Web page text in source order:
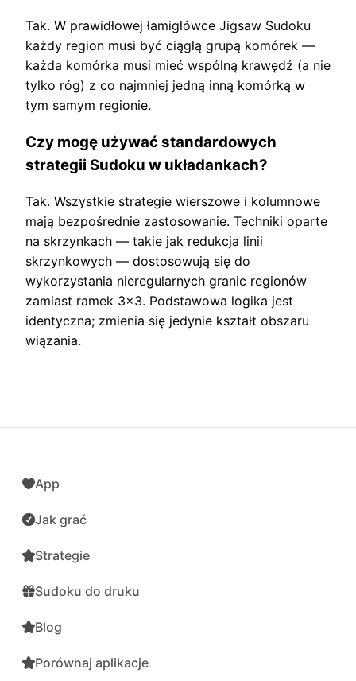
Tak. W prawidłowej łamigłówce Jigsaw Sudoku
każdy region musi być ciągłą grupą komórek —
każda komórka musi mieć wspólną krawędź (a nie
tylko róg) z co najmniej jedną inną komórką w
tym samym regionie.
Czy mogę używać standardowych
strategii Sudoku w układankach?
Tak. Wszystkie strategie wierszowe i kolumnowe
mają bezpośrednie zastosowanie. Techniki oparte
na skrzynkach — takie jak redukcja linii
skrzynkowych — dostosowują się do
wykorzystania nieregularnych granic regionów
zamiast ramek 3×3. Podstawowa logika jest
identyczna; zmienia się jedynie kształt obszaru
wiązania.
App
Jak grać
Strategie
Sudoku do druku
Blog
Porównaj aplikacje